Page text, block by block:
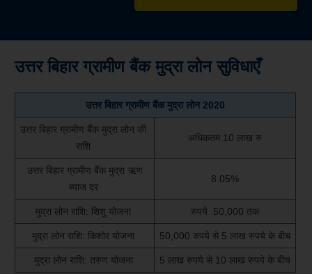
उत्तर बिहार ग्रामीण बैंक मुद्रा लोन सुविधाएँ
उत्तर बिहार ग्रामीण बैंक मुद्रा लोन 2020
उत्तर बिहार ग्रामीण बैंक मुद्रा लोन की
राशि
अधिकतम 10 लाख रु
उत्तर बिहार ग्रामीण बैंक मुद्रा ऋण
ब्याज दर
8.05%
मुद्रा लोन राशि: शिशु योजना रुपये 50,000 तक
मुद्रा लोन राशि: किशोर योजना 50,000 रुपये से 5 लाख रुपये के बीच
मुद्रा लोन राशि: तरुण योजना
5 लाख रुपये से 10 लाख रुपये के बीच